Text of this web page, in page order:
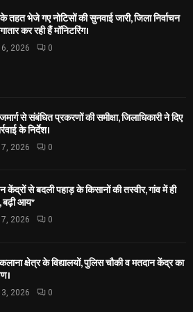
भेजे गए नोटिसों की सुनवाई जारी, जिला निर्वाचन
कर रही हैं मॉनिटरिंग।
2026 0
से संबंधित प्रकरणों की समीक्षा, जिलाधिकारी ने दिए
के निर्देश।
2026 0
केंद्रों से बदली पहाड़ के किसानों की तस्वीर, गांव में ही
बढ़ी आय*
2026 0
क्षेत्र के विद्यालयों, पुलिस चौकी व मतदान केंद्र का
2026 0